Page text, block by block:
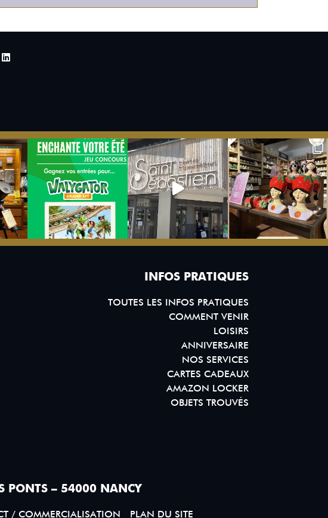
INFOS PRATIQUES
TOUTES LES INFOS PRATIQUES
COMMENT VENIR
LOISIRS
ANNIVERSAIRE
NOS SERVICES
CARTES CADEAUX
AMAZON LOCKER
OBJETS TROUVÉS
PONTS – 54000 NANCY
/ COMMERCIALISATION PLAN DU SITE